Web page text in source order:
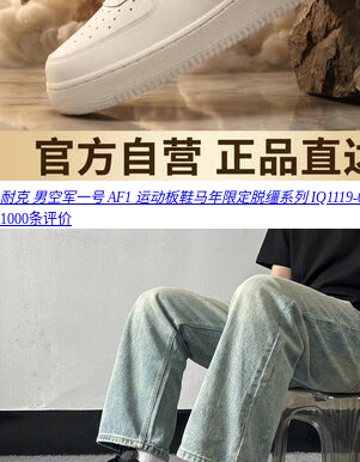
耐克 男空军一号 AF1 运动板鞋马年限定脱缰系列 IQ1119-
1000条评价